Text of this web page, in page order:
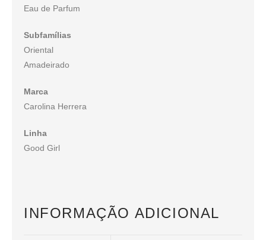
Eau de Parfum
Subfamílias
Oriental
Amadeirado
Marca
Carolina Herrera
Linha
Good Girl
INFORMAÇÃO ADICIONAL